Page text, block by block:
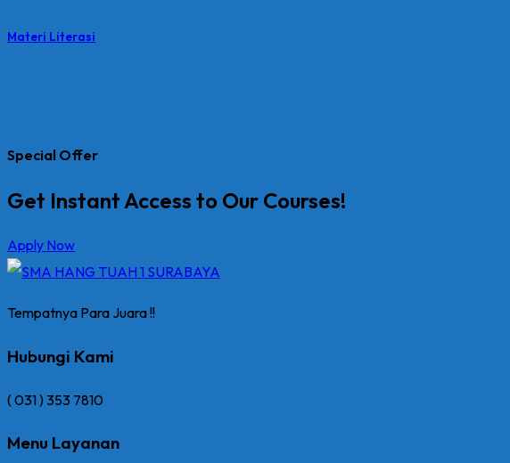
Materi Literasi
Special Offer
Get Instant Access to Our Courses!
Apply Now
Tempatnya Para Juara !!
Hubungi Kami
( 031 ) 353 7810
Menu Layanan